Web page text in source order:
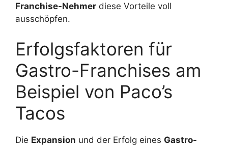
Franchise-Nehmer diese Vorteile voll
ausschöpfen.
Erfolgsfaktoren für
Gastro-Franchises am
Beispiel von Paco’s
Tacos
Die Expansion und der Erfolg eines Gastro-